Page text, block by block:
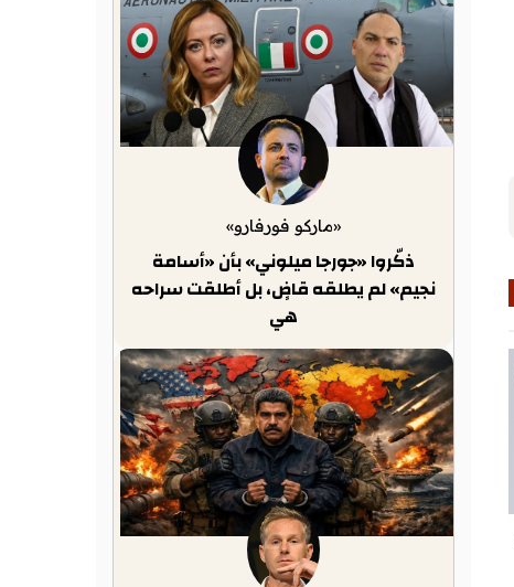
«ماركو فورفارو»
ذكّروا «جورجا ميلوني» بأن «أسامة
نجيم» لم يطلقه قاضٍ، بل أطلقت سراحه
هي